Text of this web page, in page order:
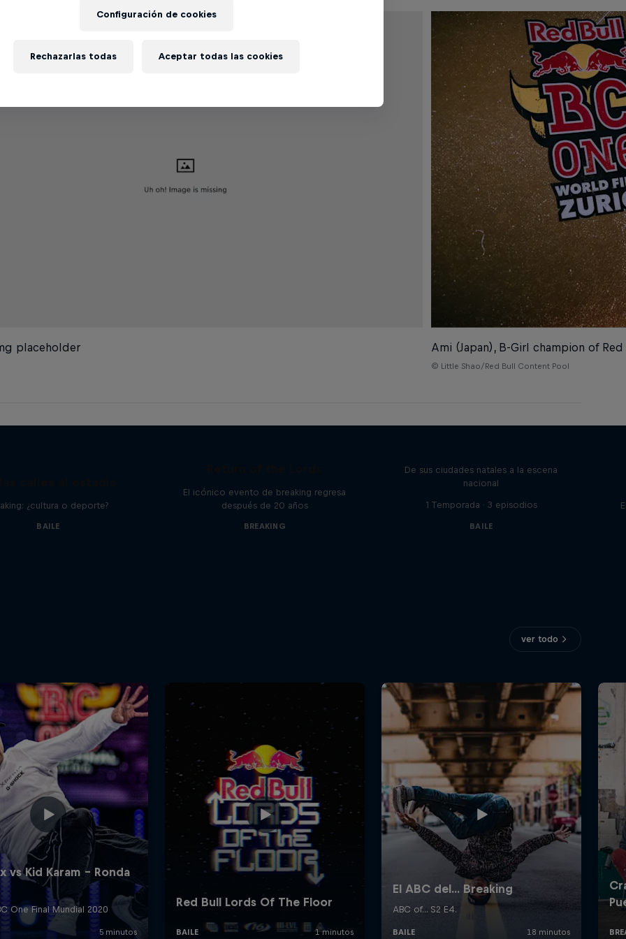
placeholder Ami (Japan), B-Girl champion of
© Little Shao/Red Bull Content Pool
¿cultura o deporte?
BAILE
El icónico evento de breaking regresa
después de 20 años
BREAKING
De sus ciudades natales a la escena
nacional
1 Temporada · 3 episodios
BAILE
ver todo
Configuración de cookies
Rechazarlas todas Aceptar todas las cookies